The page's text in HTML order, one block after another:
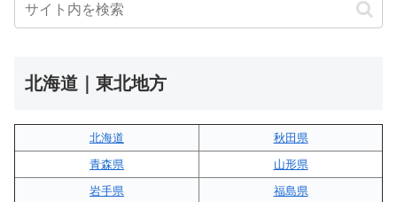
北海道｜東北地方
北海道
秋田県
青森県
山形県
岩手県
福島県